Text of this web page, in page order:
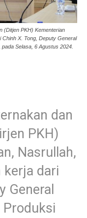
(Ditjen PKH) Kementerian
X. Tong, Deputy General
Selasa, 6 Agustus 2024.
dan
PKH)
Nasrullah,
kerja dari
General